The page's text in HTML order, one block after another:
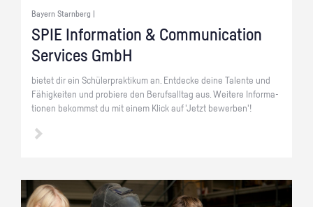
Bayern Starnberg |
SPIE In­for­ma­ti­on & Com­mu­ni­ca­ti­on
Ser­vices GmbH
bie­tet dir ein Schü­ler­prak­ti­kum an. Ent­de­cke deine Ta­len­te und
Fä­hig­kei­ten und pro­bie­re den Be­rufs­all­tag aus. Wei­te­re In­for­ma­
tio­nen be­kommst du mit einem Klick auf 'Jetzt be­wer­ben'!